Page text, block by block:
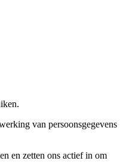
van persoonsgegevens
en zetten ons actief in om